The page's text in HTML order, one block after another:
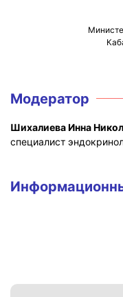
Модератор
Шихалиева Инна
специалист